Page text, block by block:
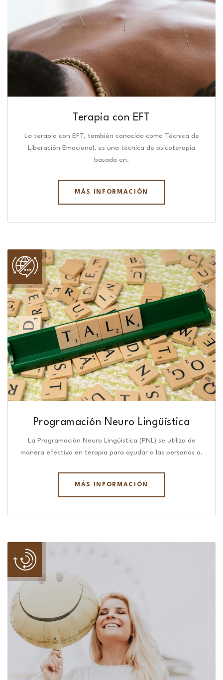
Terapia con EFT
La terapia con EFT, también conocida como Técnica de
Liberación Emocional, es una técnica de psicoterapia
basada en.
MÁS INFORMACIÓN
Programación Neuro Lingüística​
La Programación Neuro Lingüística (PNL) se utiliza de
manera efectiva en terapia para ayudar a las personas a.
MÁS INFORMACIÓN